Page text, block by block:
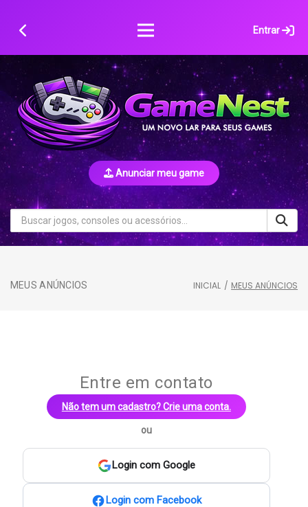
Entrar
Anunciar meu game
MEUS ANÚNCIOS INICIAL / MEUS ANÚNCIOS
Entre em contato
Não tem um cadastro? Crie uma conta.
ou
Login com Google
Login com Facebook